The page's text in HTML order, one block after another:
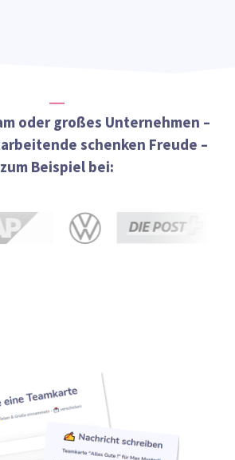
oder großes Unternehmen –
schenken Freude –
zum Beispiel bei: